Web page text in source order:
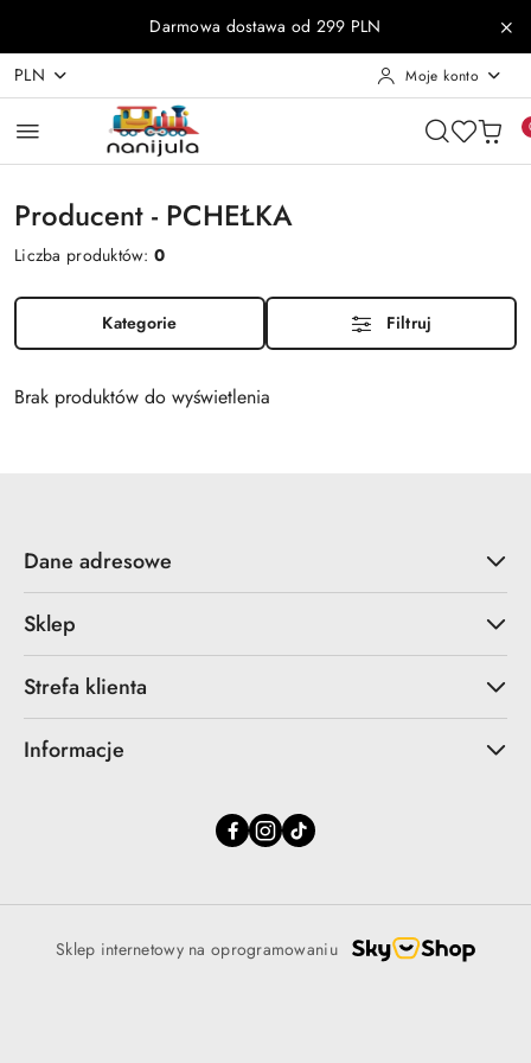
Przejdź do treści głównej
Przejdź do wyszukiwarki
Przejdź do moje konto
Przejdź do menu głównego
Przejdź do stopkiDarmowa dostawa od 299 PLN
PLN Moje konto
Producent - PCHEŁKA
Liczba produktów:0
Kategorie Filtruj
Brak produktów do wyświetlenia
Dane adresowe
Sklep
Strefa klienta
Informacje
Sklep internetowy na oprogramowaniu